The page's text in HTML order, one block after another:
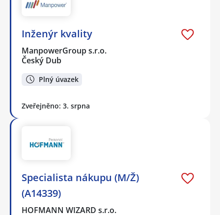
Inženýr kvality
ManpowerGroup s.r.o.
Český Dub
Plný úvazek
Zveřejněno: 3. srpna
Specialista nákupu (M/Ž)
(A14339)
HOFMANN WIZARD s.r.o.